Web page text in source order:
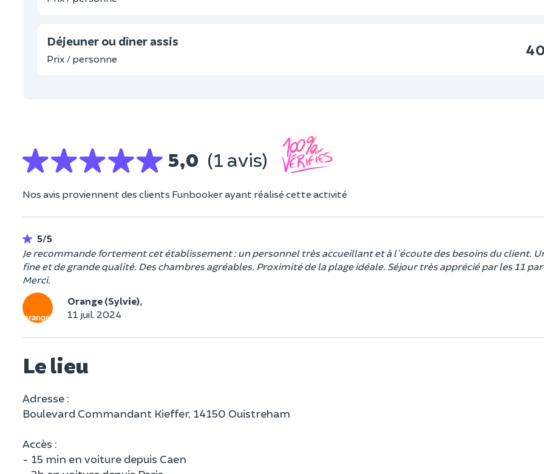
Déjeuner ou dîner assis
Prix / personne
5,0 (1 avis)
Nos avis proviennent des clients Funbooker ayant réalisé cette activité
5/5
Je recommande fortement cet établissement : un personnel très accueillant et à l'écoute des besoins du client.
fine et de grande qualité. Des chambres agréables. Proximité de la plage idéale. Séjour très apprécié par les 11
Merci.
Orange (Sylvie),
11 juil. 2024
Le lieu
Adresse :
Boulevard Commandant Kieffer, 14150 Ouistreham
Accès :
- 15 min en voiture depuis Caen